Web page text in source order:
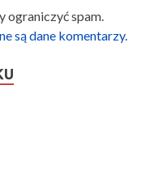
spam.
są dane komentarzy.